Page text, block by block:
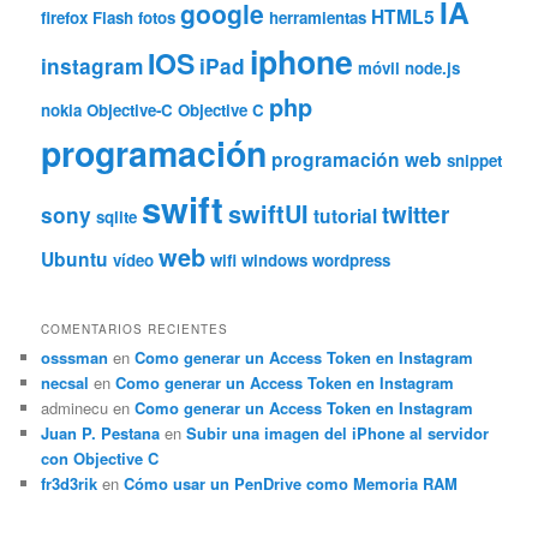
firefox Flash fotos google herramientas HTML5 IA
instagram IOS iPad iphone móvil node.js
nokia Objective-C Objective C php
programación programación web snippet
sony sqlite swiftswiftUI tutorialtwitter
Ubuntu vídeo web wifi windows wordpress
COMENTARIOS RECIENTES
osssman enComo generar un Access Token en Instagram
necsal enComo generar un Access Token en Instagram
adminecu enComo generar un Access Token en Instagram
Juan P. Pestana enSubir una imagen del iPhone al servidor
con Objective C
fr3d3rik enCómo usar un PenDrive como Memoria RAM